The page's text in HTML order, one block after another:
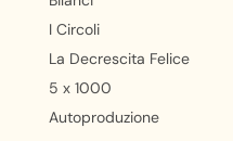
I Circoli
La Decrescita Felice
5 x 1000
Autoproduzione